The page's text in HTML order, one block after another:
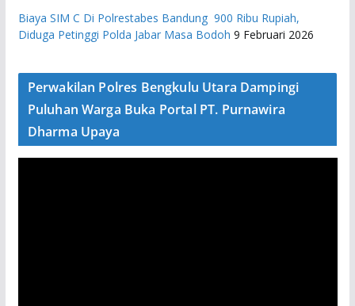
Biaya SIM C Di Polrestabes Bandung 900 Ribu Rupiah,
Diduga Petinggi Polda Jabar Masa Bodoh 9 Februari 2026
Perwakilan Polres Bengkulu Utara Dampingi
Puluhan Warga Buka Portal PT. Purnawira
Dharma Upaya